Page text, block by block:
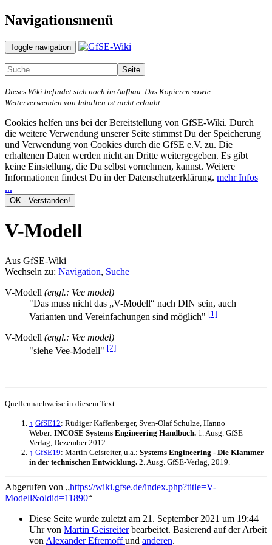
Navigationsmenü
Toggle navigation
Dieses Wiki befindet sich noch im Aufbau. Das Kopieren sowie
Weiterverwenden von Inhalten ist nicht erlaubt.
Cookies helfen uns bei der Bereitstellung von GfSE-Wiki. Durch
die weitere Verwendung unserer Seite stimmst Du der Speicherung
und Verwendung von Cookies durch die GfSE e.V. zu. Die
erhaltenen Daten werden nicht an Dritte weitergegeben. Es gibt
keine Einstellung, die Du selbst vornehmen, kannst. Weitere
Informationen findest Du in der Datenschutzerklärung. mehr Infos
...
V-Modell
Aus GfSE-Wiki
Wechseln zu: Navigation, Suche
V-Modell (engl.: Vee model)
"Das muss nicht das „V-Modell“ nach DIN sein, auch
Varianten und Vereinfachungen sind möglich" [1]
V-Modell (engl.: Vee model)
"siehe Vee-Modell" [2]
Quellennachweise in diesem Text:
↑ GfSE12: Rüdiger Kaffenberger, Sven-Olaf Schulze, Hanno
Weber: INCOSE Systems Engineering Handbuch. 1. Ausg. GfSE
Verlag, Dezember 2012.
↑ GfSE19: Martin Geisreiter, u.a.: Systems Engineering - Die Klammer
in der technischen Entwicklung. 2. Ausg. GfSE-Verlag, 2019.
Abgerufen von „https://wiki.gfse.de/index.php?title=V-
Modell&oldid=11890“
Diese Seite wurde zuletzt am 21. September 2021 um 19:44
Uhr von Martin Geisreiterbearbeitet. Basierend auf der Arbeit
von Alexander Efremoffund anderen.